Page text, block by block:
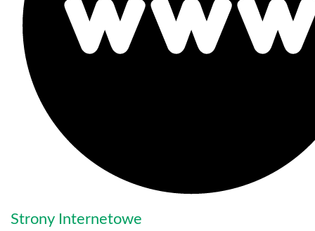
Strony Internetowe